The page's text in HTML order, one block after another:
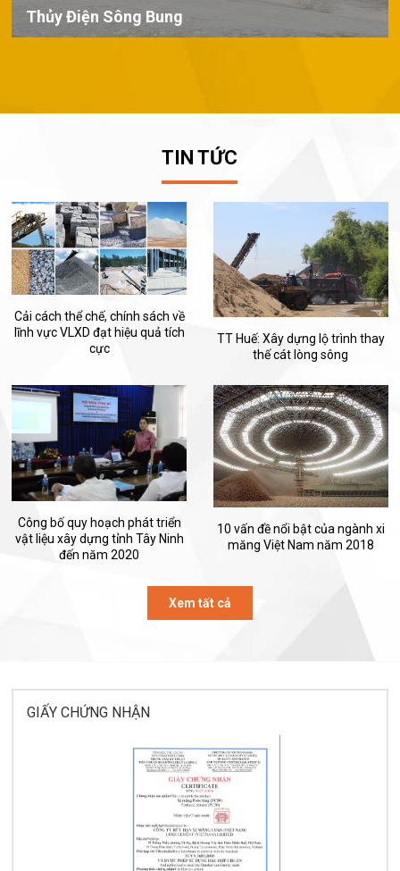
Thủy Điện Sông Bung
TIN TỨC
Cải cách thể chế, chính sách về
lĩnh vực VLXD đạt hiệu quả tích
cực
TT Huế: Xây dựng lộ trình thay
thế cát lòng sông
Công bố quy hoạch phát triển
vật liệu xây dựng tỉnh Tây Ninh
đến năm 2020
10 vấn đề nổi bật của ngành xi
măng Việt Nam năm 2018
Xem tất cả
GIẤY CHỨNG NHẬN